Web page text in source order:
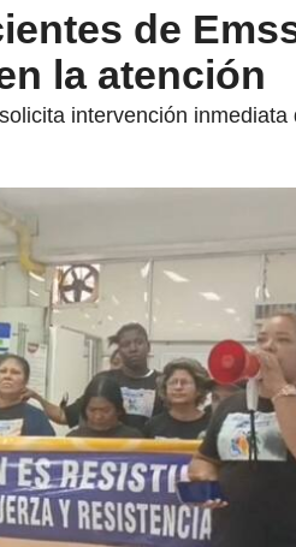
de
la atención
intervención